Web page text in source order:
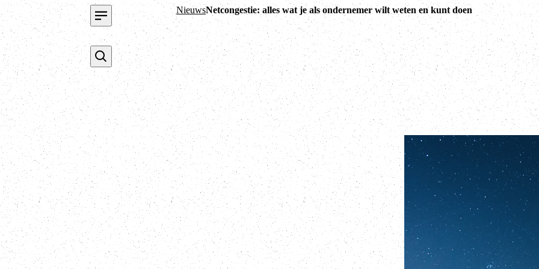
NieuwsNetcongestie: alles wat je als ondernemer wilt weten en kunt doen